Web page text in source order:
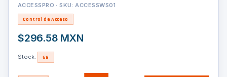
ACCESSPRO · SKU: ACCESSWS01
Control de Acceso
$296.58 MXN
Stock: 69